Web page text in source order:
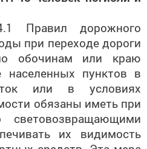
Правил дорожного
при переходе дороги
обочинам или краю
населенных пунктов в
или в условиях
обязаны иметь при
их видимость